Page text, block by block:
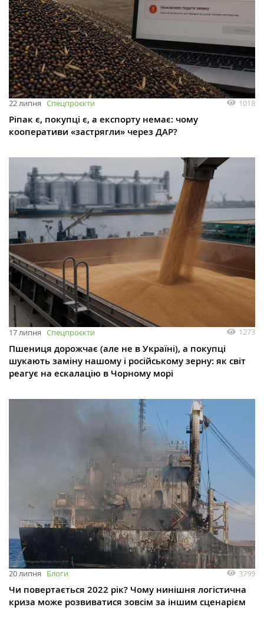
22 липня Спецпроєкти 1018
Ріпак є, покупці є, а експорту немає: чому
кооперативи «застрягли» через ДАР?
17 липня Спецпроєкти 1273
Пшениця дорожчає (але не в Україні), а покупці
шукають заміну нашому і російському зерну: як світ
реагує на ескалацію в Чорному морі
20 липня Блоги 3799
Чи повертається 2022 рік? Чому нинішня логістична
криза може розвиватися зовсім за іншим сценарієм